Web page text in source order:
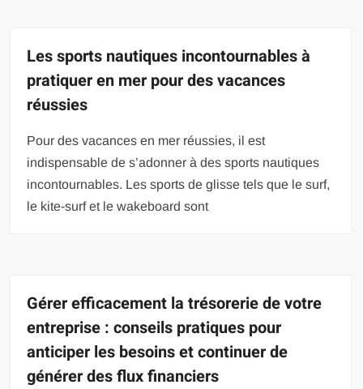
Les sports nautiques incontournables à
pratiquer en mer pour des vacances
réussies
Pour des vacances en mer réussies, il est
indispensable de s’adonner à des sports nautiques
incontournables. Les sports de glisse tels que le surf,
le kite-surf et le wakeboard sont
Gérer efficacement la trésorerie de votre
entreprise : conseils pratiques pour
anticiper les besoins et continuer de
générer des flux financiers